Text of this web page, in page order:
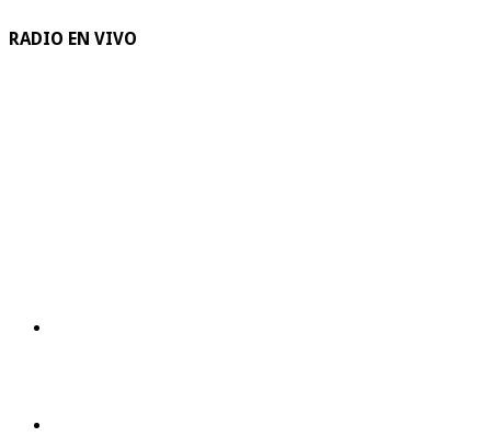
RADIO EN VIVO